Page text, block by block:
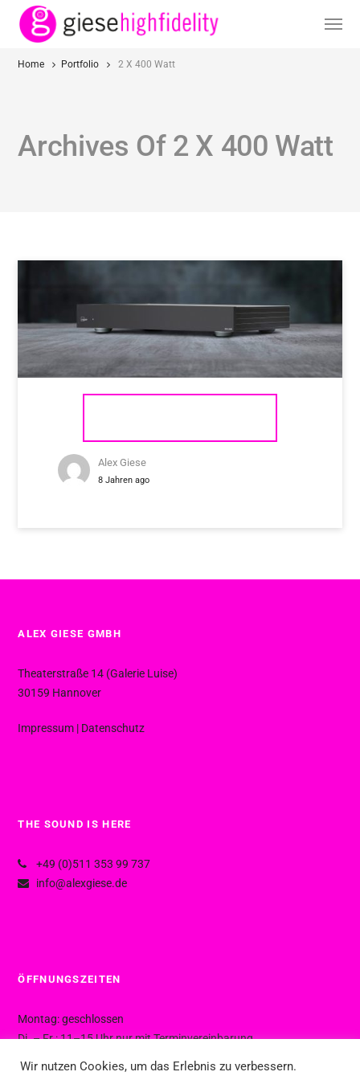
Home Portfolio 2 X 400 Watt
Archives Of 2 X 400 Watt
Alex Giese
8 Jahren ago
ALEX GIESE GMBH
Theaterstraße 14 (Galerie Luise)
30159 Hannover
Impressum | Datenschutz
THE SOUND IS HERE
+49 (0)511 353 99 737
info@alexgiese.de
ÖFFNUNGSZEITEN
Montag: geschlossen
Di. – Fr.: 11–15 Uhr nur mit Terminvereinbarung
Wir nutzen Cookies, um das Erlebnis zu verbessern.